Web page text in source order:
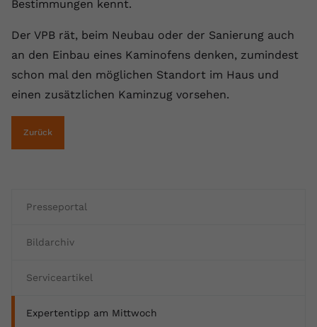
Presseportal
Bildarchiv
Serviceartikel
Expertentipp am Mittwoch
Bestimmungen kennt.
Der VPB rät, beim Neubau oder der Sanierung auch
an den Einbau eines Kaminofens denken, zumindest
schon mal den möglichen Standort im Haus und
einen zusätzlichen Kaminzug vorsehen.
Zurück
Laufzeit 2 Jahre
YouTube setzt dieses Cookie über
eingebettete YouTube-Videos und
Zweck